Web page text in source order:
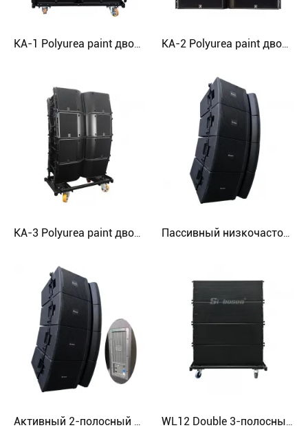
KA-1 Polyurea paint двойной 15-дюймовый 3-полосный линейный массив динамиков KA-2 Polyurea paint двойной 12-дюймовый 3-полосный линейный массив динамиков